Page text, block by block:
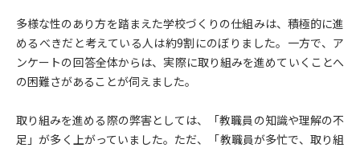
多様な性のあり方を踏まえた学校づくりの仕組みは、積極的に進
めるべきだと考えている人は約9割にのぼりました。一方で、ア
ンケートの回答全体からは、実際に取り組みを進めていくことへ
の困難さがあることが伺えました。
取り組みを進める際の弊害としては、「教職員の知識や理解の不
足」が多く上がっていました。ただ、「教職員が多忙で、取り組